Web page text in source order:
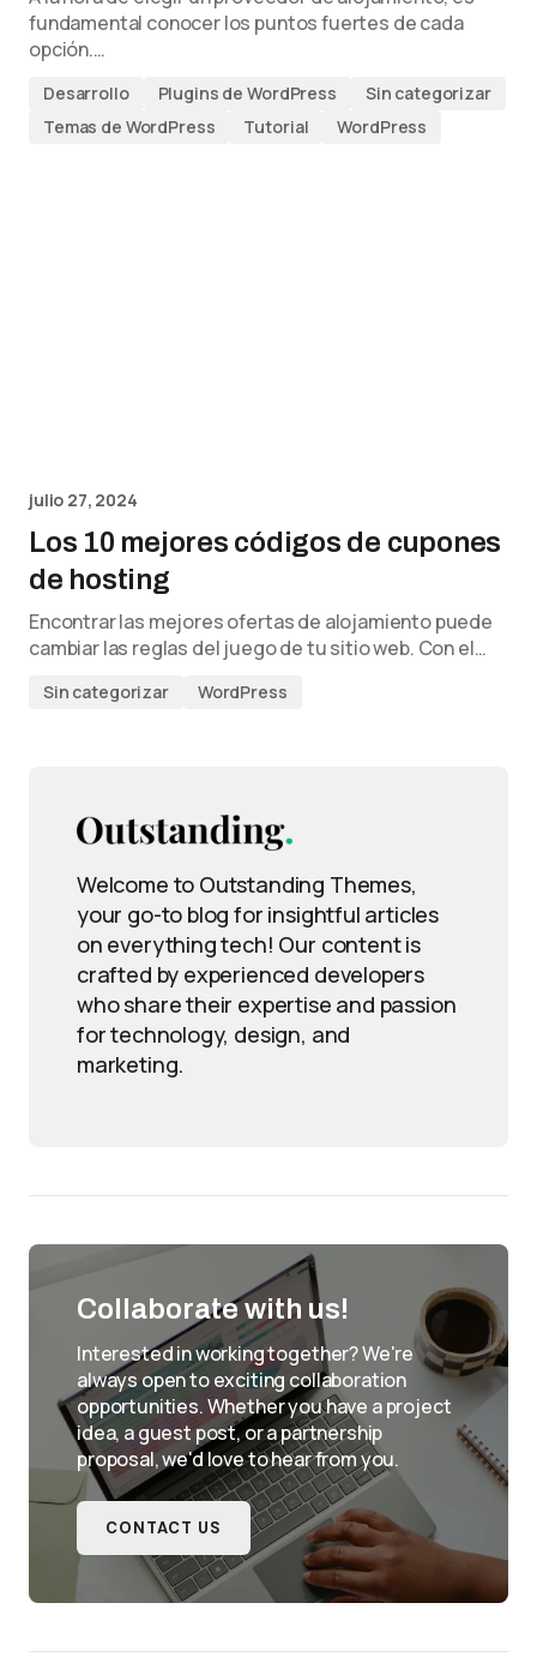
fundamental conocer los puntos fuertes de cada
opción.…
Desarrollo Plugins de WordPress
Sin categorizar
Temas de WordPress
Tutorial WordPress
julio 27, 2024
Los 10 mejores códigos de cupones
de hosting
Encontrar las mejores ofertas de alojamiento puede
cambiar las reglas del juego de tu sitio web. Con el…
Sin categorizar WordPress
Welcome to Outstanding Themes,
your go-to blog for insightful articles
on everything tech! Our content is
crafted by experienced developers
who share their expertise and passion
for technology, design, and
marketing.
Collaborate with us!
Interested in working together? We're
always open to exciting collaboration
opportunities. Whether you have a project
idea, a guest post, or a partnership
proposal, we'd love to hear from you.
CONTACT US